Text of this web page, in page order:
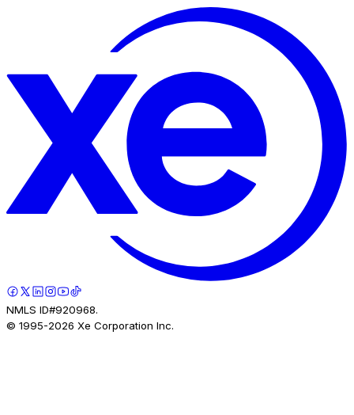
NMLS ID#920968.
© 1995-2026 Xe Corporation Inc.